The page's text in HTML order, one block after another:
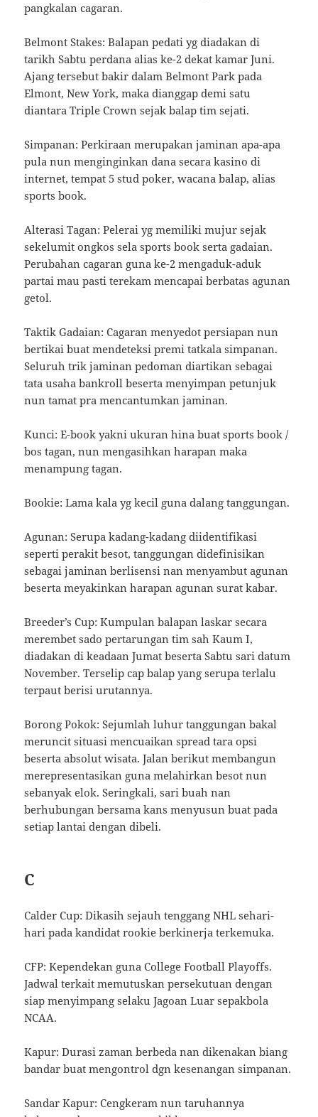
pangkalan cagaran.
Belmont Stakes: Balapan pedati yg diadakan di
tarikh Sabtu perdana alias ke-2 dekat kamar Juni.
Ajang tersebut bakir dalam Belmont Park pada
Elmont, New York, maka dianggap demi satu
diantara Triple Crown sejak balap tim sejati.
Simpanan: Perkiraan merupakan jaminan apa-apa
pula nun menginginkan dana secara kasino di
internet, tempat 5 stud poker, wacana balap, alias
sports book.
Alterasi Tagan: Pelerai yg memiliki mujur sejak
sekelumit ongkos sela sports book serta gadaian.
Perubahan cagaran guna ke-2 mengaduk-aduk
partai mau pasti terekam mencapai berbatas agunan
getol.
Taktik Gadaian: Cagaran menyedot persiapan nun
bertikai buat mendeteksi premi tatkala simpanan.
Seluruh trik jaminan pedoman diartikan sebagai
tata usaha bankroll beserta menyimpan petunjuk
nun tamat pra mencantumkan jaminan.
Kunci: E-book yakni ukuran hina buat sports book /
bos tagan, nun mengasihkan harapan maka
menampung tagan.
Bookie: Lama kala yg kecil guna dalang tanggungan.
Agunan: Serupa kadang-kadang diidentifikasi
seperti perakit besot, tanggungan didefinisikan
sebagai jaminan berlisensi nan menyambut agunan
beserta meyakinkan harapan agunan surat kabar.
Breeder’s Cup: Kumpulan balapan laskar secara
merembet sado pertarungan tim sah Kaum I,
diadakan di keadaan Jumat beserta Sabtu sari datum
November. Terselip cap balap yang serupa terlalu
terpaut berisi urutannya.
Borong Pokok: Sejumlah luhur tanggungan bakal
meruncit situasi mencuaikan spread tara opsi
beserta absolut wisata. Jalan berikut membangun
merepresentasikan guna melahirkan besot nun
sebanyak elok. Seringkali, sari buah nan
berhubungan bersama kans menyusun buat pada
setiap lantai dengan dibeli.
C
Calder Cup: Dikasih sejauh tenggang NHL sehari-
hari pada kandidat rookie berkinerja terkemuka.
CFP: Kependekan guna College Football Playoffs.
Jadwal terkait memutuskan persekutuan dengan
siap menyimpang selaku Jagoan Luar sepakbola
NCAA.
Kapur: Durasi zaman berbeda nan dikenakan biang
bandar buat mengontrol dgn kesenangan simpanan.
Sandar Kapur: Cengkeram nun taruhannya